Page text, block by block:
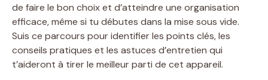
de faire le bon choix et d’atteindre une organisation
efficace, même si tu débutes dans la mise sous vide.
Suis ce parcours pour identifier les points clés, les
conseils pratiques et les astuces d’entretien qui
t’aideront à tirer le meilleur parti de cet appareil.